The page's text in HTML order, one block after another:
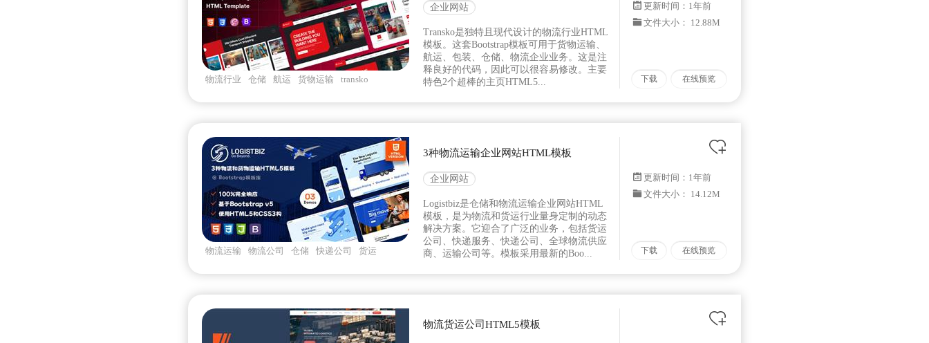
物流行业 仓储 航运 货物运输 transko
企业网站
Transko是独特且现代设计的物流行业HTML
模板。这套Bootstrap模板可用于货物运输、
航运、包装、仓储、物流企业业务。这是注
释良好的代码，因此可以很容易修改。主要
特色2个超棒的主页HTML5...
更新时间： 1年前
文件大小： 12.88M
下载 在线预览
物流运输 物流公司 仓储 快递公司 货运
3种物流运输企业网站HTML模板
企业网站
Logistbiz是仓储和物流运输企业网站HTML
模板，是为物流和货运行业量身定制的动态
解决方案。它迎合了广泛的业务，包括货运
公司、快递服务、快递公司、全球物流供应
商、运输公司等。模板采用最新的Boo...
更新时间： 1年前
文件大小： 14.12M
下载 在线预览
物流货运公司HTML5模板